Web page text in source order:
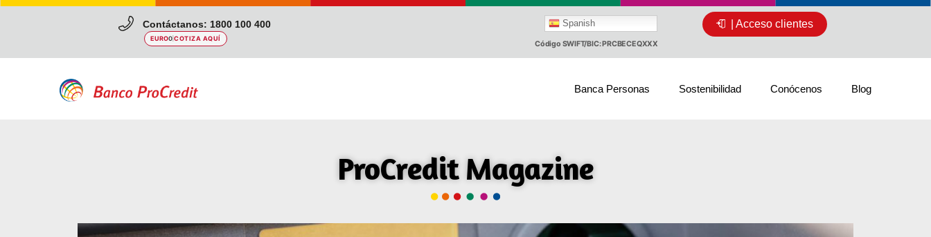
Contáctanos: 1800 100 400
EURO0|COTIZA AQUÍ
Spanish
Código SWIFT/BIC: PRCBECEQXXX
| Acceso clientes
Banca Personas Sostenibilidad Conócenos Blog
ProCredit Magazine